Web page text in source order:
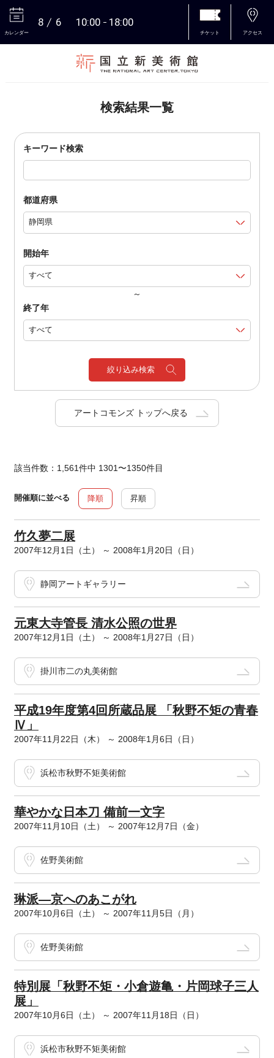
カレンダー
8 6 10:00 18:00
チケット アクセス
検索結果一覧
キーワード検索
都道府県
開始年
～
終了年
絞り込み検索
アートコモンズ トップへ戻る
該当件数：1,561件中 1301〜1350件目
開催順に並べる 降順 昇順
竹久夢二展
2007年12月1日（土） ～ 2008年1月20日（日）
静岡アートギャラリー
元東大寺管長 清水公照の世界
2007年12月1日（土） ～ 2008年1月27日（日）
掛川市二の丸美術館
平成19年度第4回所蔵品展 「秋野不矩の青春
Ⅳ」
2007年11月22日（木） ～ 2008年1月6日（日）
浜松市秋野不矩美術館
華やかな日本刀 備前一文字
2007年11月10日（土） ～ 2007年12月7日（金）
佐野美術館
琳派―京へのあこがれ
2007年10月6日（土） ～ 2007年11月5日（月）
佐野美術館
特別展「秋野不矩・小倉遊亀・片岡球子三人
展」
2007年10月6日（土） ～ 2007年11月18日（日）
浜松市秋野不矩美術館